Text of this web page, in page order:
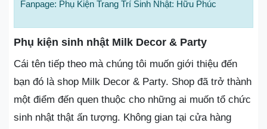
Fanpage: Phụ Kiện Trang Trí Sinh Nhật: Hữu Phúc
Phụ kiện sinh nhật Milk Decor & Party
Cái tên tiếp theo mà chúng tôi muốn giới thiệu đến
bạn đó là shop Milk Decor & Party. Shop đã trở thành
một điểm đến quen thuộc cho những ai muốn tổ chức
sinh nhật thật ấn tượng. Không gian tại cửa hàng